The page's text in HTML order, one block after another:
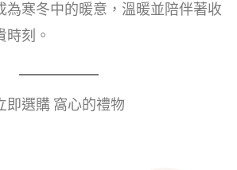
為寒冬中的暖意，溫暖並陪伴著收
時刻。
即選購 窩心的禮物